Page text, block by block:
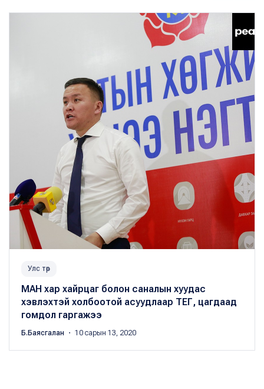
Улс төр
МАН хар хайрцаг болон саналын хуудас
хэвлэхтэй холбоотой асуудлаар ТЕГ, цагдаад
гомдол гаргажээ
Б.Баясгалан ・ 10 сарын 13, 2020